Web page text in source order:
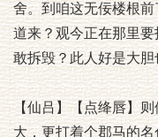
舍。到咱这无佞楼根
道来？观今正在那里
敢拆毁？此人好是大胆
【仙吕】【点绛唇】
大，更打着个郡马的